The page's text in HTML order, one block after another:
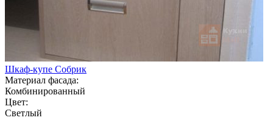
Шкаф-купе Собрик
Материал фасада:
Комбинированный
Цвет:
Светлый